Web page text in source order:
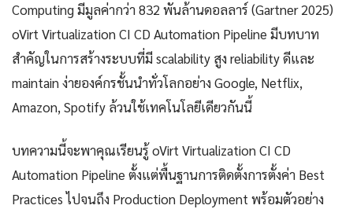
Computing มีมูลค่ากว่า 832 พันล้านดอลลาร์ (Gartner 2025)
oVirt Virtualization CI CD Automation Pipeline มีบทบาท
สำคัญในการสร้างระบบที่มี scalability สูง reliability ดีและ
maintain ง่ายองค์กรชั้นนำทั่วโลกอย่าง Google, Netflix,
Amazon, Spotify ล้วนใช้เทคโนโลยีเดียวกันนี้
บทความนี้จะพาคุณเรียนรู้ oVirt Virtualization CI CD
Automation Pipeline ตั้งแต่พื้นฐานการติดตั้งการตั้งค่า Best
Practices ไปจนถึง Production Deployment พร้อมตัวอย่าง